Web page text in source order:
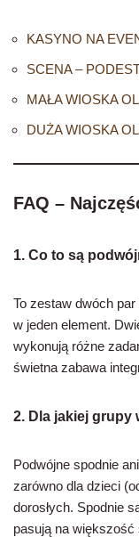
KASYNO NA
SCENA –
MAŁA WIOSKA
DUŻA WIOSKA
FAQ –
1. Co to są
To zestaw dwóch
w jeden element.
wykonują różne
świetna zabawa
2. Dla jakiej grupy
Podwójne spodnie
zarówno dla dzieci
dorosłych. Spodnie
pasują na większość